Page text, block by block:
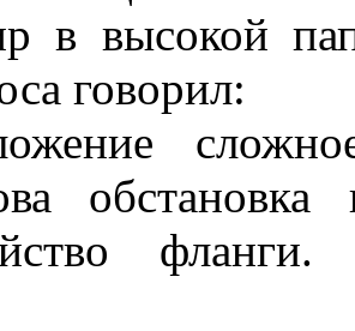
в высокой
говорил: